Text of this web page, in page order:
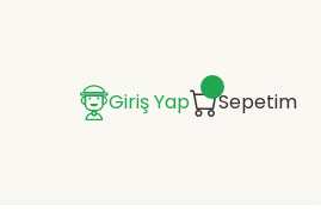
Giriş Yap Sepetim